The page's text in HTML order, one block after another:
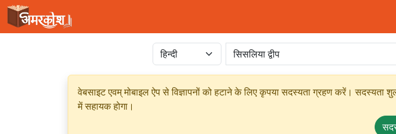
वेबसाइट एवम् मोबाइल ऐप से विज्ञापनों को हटाने के लिए कृपया सदस्यता ग्रहण करें। सदस्यता
में सहायक होगा।